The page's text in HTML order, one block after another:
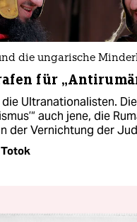
die ungarische
für
die Ultranationalisten.
auch jene, die
der Vernichtung der